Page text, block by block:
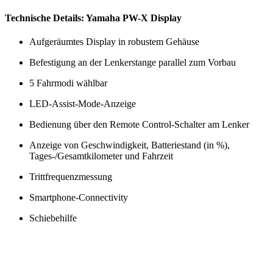
Technische Details: Yamaha PW-X Display
Aufgeräumtes Display in robustem Gehäuse
Befestigung an der Lenkerstange parallel zum Vorbau
5 Fahrmodi wählbar
LED-Assist-Mode-Anzeige
Bedienung über den Remote Control-Schalter am Lenker
Anzeige von Geschwindigkeit, Batteriestand (in %),
Tages-/Gesamtkilometer und Fahrzeit
Trittfrequenzmessung
Smartphone-Connectivity
Schiebehilfe